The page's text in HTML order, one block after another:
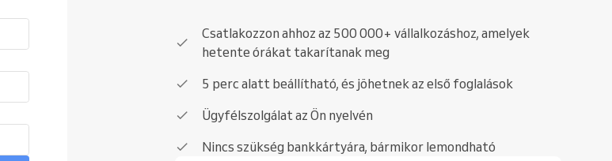
Csatlakozzon ahhoz az 500 000+ vállalkozáshoz, amelyek
hetente órákat takarítanak meg
5 perc alatt beállítható, és jöhetnek az első foglalások
Ügyfélszolgálat az Ön nyelvén
Nincs szükség bankkártyára, bármikor lemondható